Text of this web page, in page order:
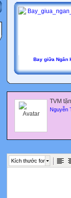
Bay giữa Ngân
TVM
Nguyễn
Kích thước font